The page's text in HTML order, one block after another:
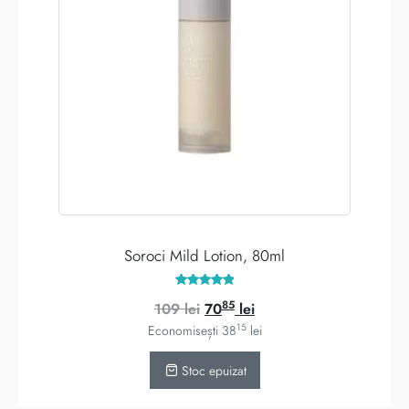
Soroci Mild Lotion, 80ml
5.00
din 5
109lei Prețul
inițial
a
fost:
7085 leiPrețul
curent
este:
Economisești 3815 lei
Stoc epuizat